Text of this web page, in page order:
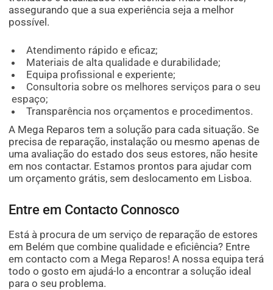
assegurando que a sua experiência seja a melhor
possível.
Atendimento rápido e eficaz;
Materiais de alta qualidade e durabilidade;
Equipa profissional e experiente;
Consultoria sobre os melhores serviços para o seu
espaço;
Transparência nos orçamentos e procedimentos.
A Mega Reparos tem a solução para cada situação. Se
precisa de reparação, instalação ou mesmo apenas de
uma avaliação do estado dos seus estores, não hesite
em nos contactar. Estamos prontos para ajudar com
um orçamento grátis, sem deslocamento em Lisboa.
Entre em Contacto Connosco
Está à procura de um serviço de reparação de estores
em Belém que combine qualidade e eficiência? Entre
em contacto com a Mega Reparos! A nossa equipa terá
todo o gosto em ajudá-lo a encontrar a solução ideal
para o seu problema.